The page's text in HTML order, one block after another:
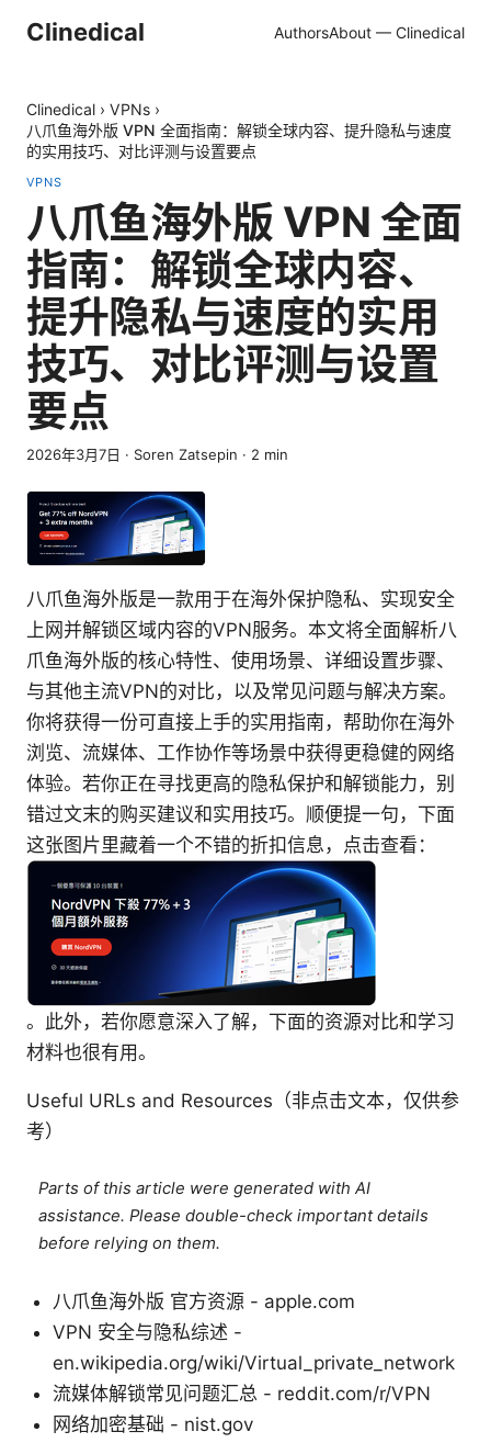
Clinedical AuthorsAbout — Clinedical
Clinedical › VPNs ›
八爪鱼海外版 VPN 全面指南：解锁全球内容、提升隐私与速度
的实用技巧、对比评测与设置要点
VPNS
八爪鱼海外版 VPN 全面
指南：解锁全球内容、
提升隐私与速度的实用
技巧、对比评测与设置
要点
2026年3月7日 · Soren Zatsepin · 2 min
八爪鱼海外版是一款用于在海外保护隐私、实现安全
上网并解锁区域内容的VPN服务。本文将全面解析八
爪鱼海外版的核心特性、使用场景、详细设置步骤、
与其他主流VPN的对比，以及常见问题与解决方案。
你将获得一份可直接上手的实用指南，帮助你在海外
浏览、流媒体、工作协作等场景中获得更稳健的网络
体验。若你正在寻找更高的隐私保护和解锁能力，别
错过文末的购买建议和实用技巧。顺便提一句，下面
这张图片里藏着一个不错的折扣信息，点击查看：
。此外，若你愿意深入了解，下面的资源对比和学习
材料也很有用。
Useful URLs and Resources（非点击文本，仅供参
考）
Parts of this article were generated with AI
assistance. Please double-check important details
before relying on them.
八爪鱼海外版 官方资源 - apple.com
VPN 安全与隐私综述 -
en.wikipedia.org/wiki/Virtual_private_network
流媒体解锁常见问题汇总 - reddit.com/r/VPN
网络加密基础 - nist.gov